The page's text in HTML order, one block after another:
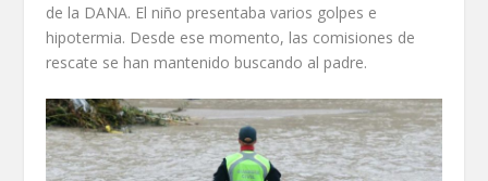
de la DANA. El niño presentaba varios golpes e
hipotermia. Desde ese momento, las comisiones de
rescate se han mantenido buscando al padre.